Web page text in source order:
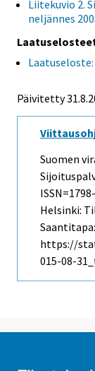
Liitekuvio 2.
neljännes
Päivitetty
Suomen
Helsinki:
Saantitapa:
https://
015-08-